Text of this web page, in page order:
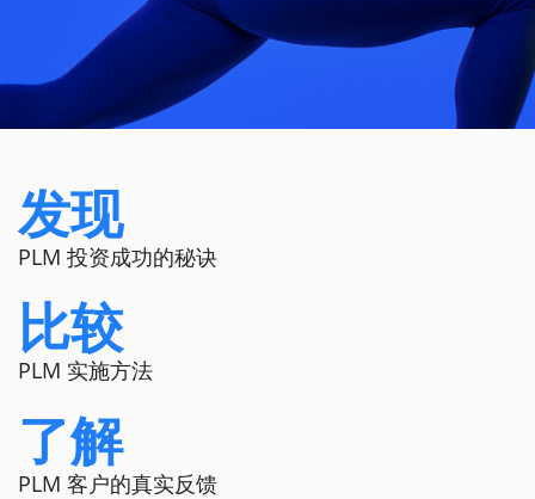
发现
PLM 投资成功的秘诀
比较
PLM 实施方法
了解
PLM 客户的真实反馈